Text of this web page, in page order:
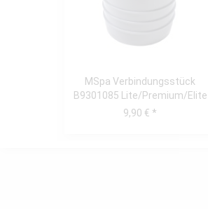
MSpa Verbindungsstück
B9301085 Lite/Premium/Elite
9,90 € *